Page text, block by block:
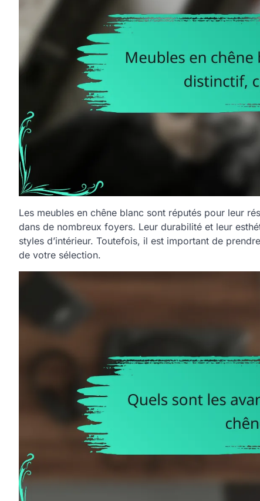
Les meubles en chêne blanc sont réputés pour leur
dans de nombreux foyers. Leur durabilité et leur
styles d’intérieur. Toutefois, il est important de
de votre sélection.